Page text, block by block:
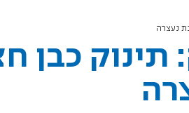
נעצרה
תינוק כבן